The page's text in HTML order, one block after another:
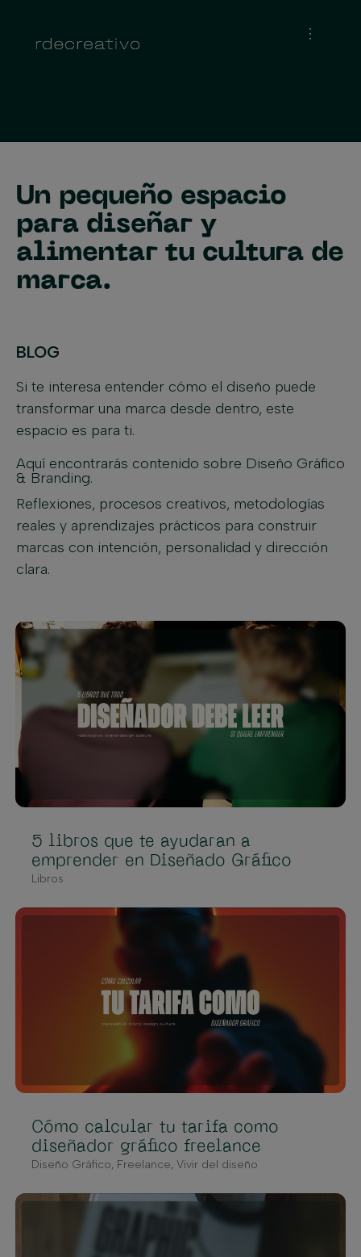
Un pequeño espacio
para diseñar y
alimentar tu cultura de
marca.
BLOG
Si te interesa entender cómo el diseño puede
transformar una marca desde dentro, este
espacio es para ti.
Aquí encontrarás contenido sobre Diseño Gráfico
& Branding.
Reflexiones, procesos creativos, metodologías
reales y aprendizajes prácticos para construir
marcas con intención, personalidad y dirección
clara.
5 libros que te ayudaran a
emprender en Diseñado Gráfico
Libros
Cómo calcular tu tarifa como
diseñador gráfico freelance
Diseño Gráfico, Freelance, Vivir del diseño